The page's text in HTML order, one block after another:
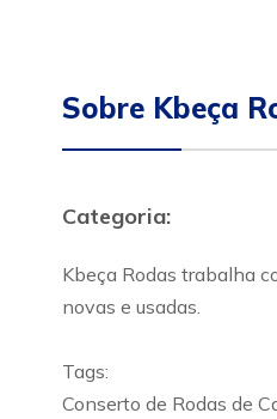
Sobre Kbeça
Categoria:
Kbeça Rodas trabalha
novas e usadas.
Tags:
Conserto de Rodas de